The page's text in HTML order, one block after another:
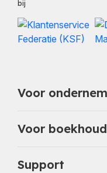
bij
Voor
Voor
Support